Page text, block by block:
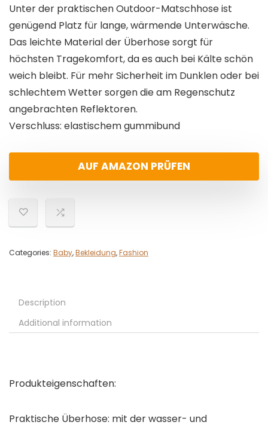
Unter der praktischen Outdoor-Matschhose ist
genügend Platz für lange, wärmende Unterwäsche.
Das leichte Material der Überhose sorgt für
höchsten Tragekomfort, da es auch bei Kälte schön
weich bleibt. Für mehr Sicherheit im Dunklen oder bei
schlechtem Wetter sorgen die am Regenschutz
angebrachten Reflektoren.
Verschluss: elastischem gummibund
AUF AMAZON PRÜFEN
Categories: Baby,Bekleidung,Fashion
Description
Additional information
Produkteigenschaften:
Praktische Überhose: mit der wasser- und